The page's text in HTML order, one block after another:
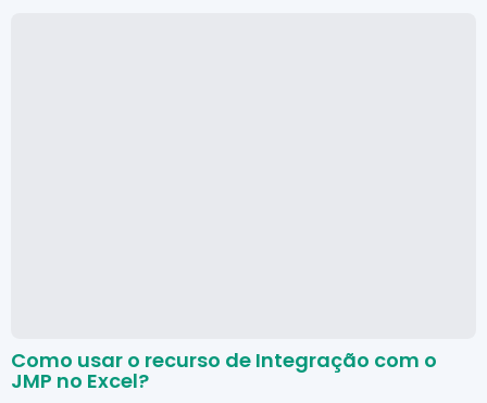
Como usar o recurso de Integração com o
JMP no Excel?